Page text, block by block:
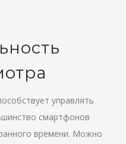
управлять
смартфонов
времени. Можно